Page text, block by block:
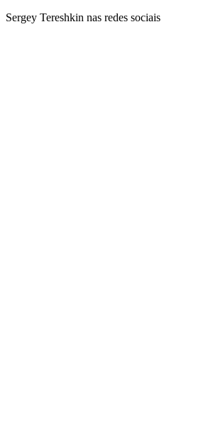
Sergey Tereshkin nas redes sociais